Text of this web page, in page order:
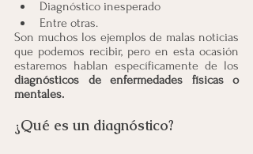
Diagnóstico inesperado
Entre otras.
Son muchos los ejemplos de malas noticias
que podemos recibir, pero en esta ocasión
diagnósticos de enfermedades físicas o
mentales.
¿Qué es un diagnóstico?